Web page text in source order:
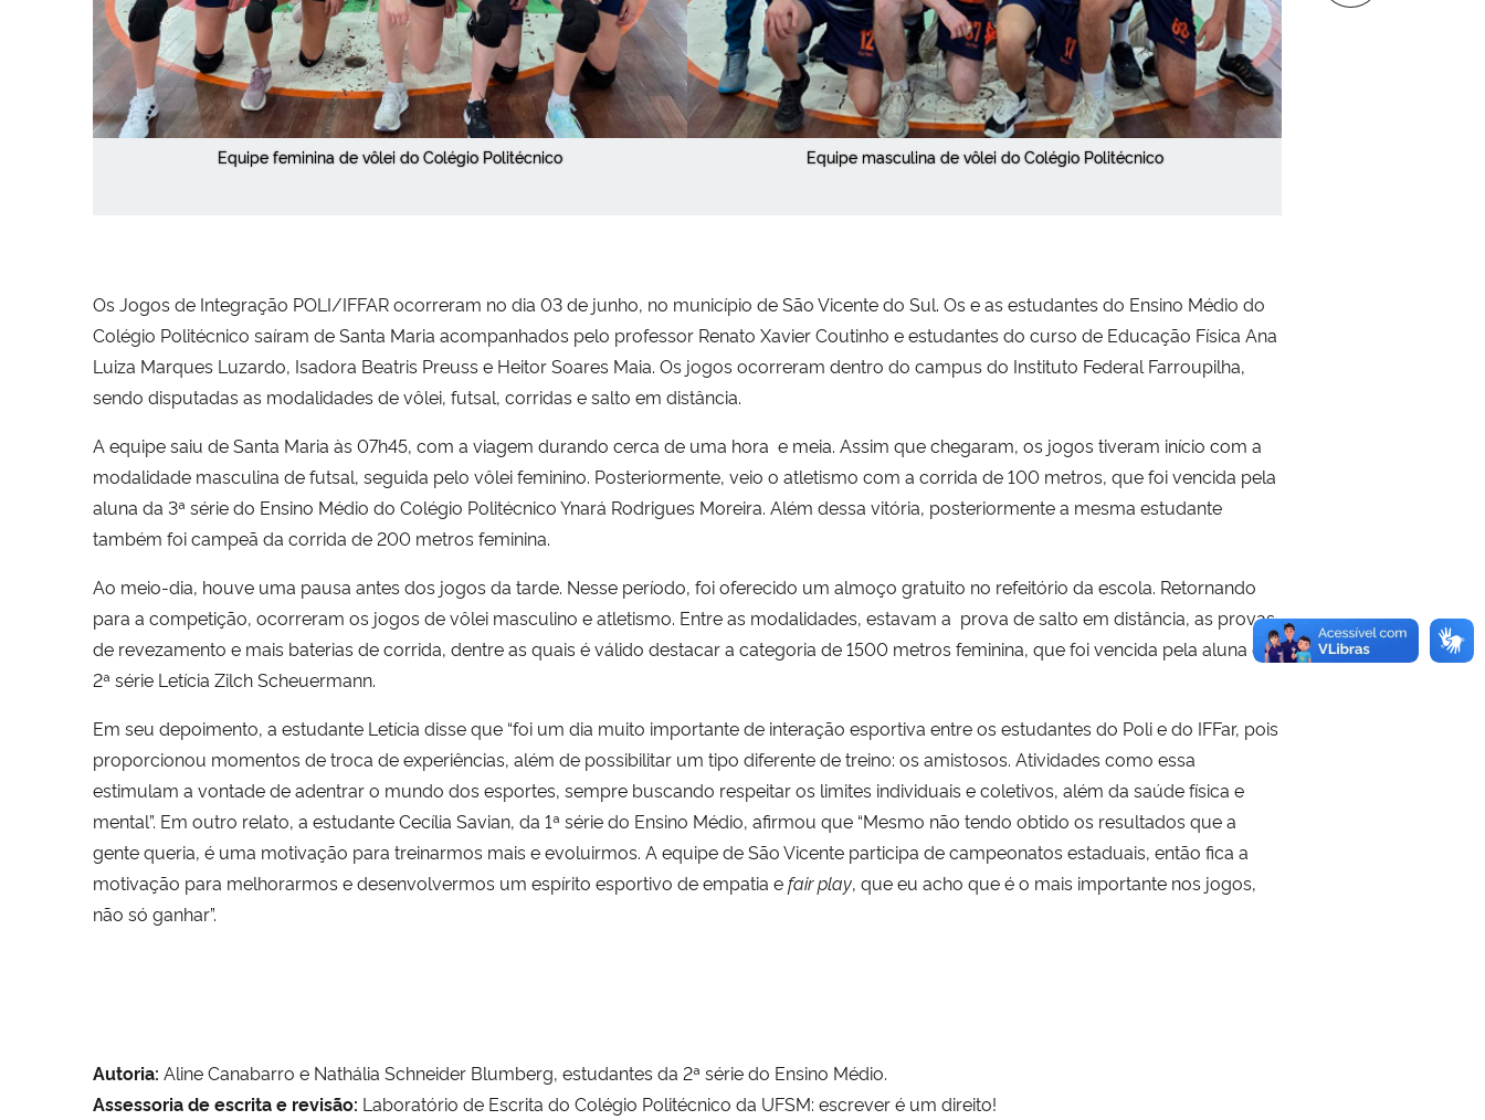
Equipe feminina de vôlei do Colégio Politécnico Equipe masculina de vôlei do Colégio Politécnico
Os Jogos de Integração POLI/IFFAR ocorreram no dia 03 de junho, no município de São Vicente do Sul. Os e as estudantes do Ensino Médio do
Colégio Politécnico saíram de Santa Maria acompanhados pelo professor Renato Xavier Coutinho e estudantes do curso de Educação Física Ana
Luiza Marques Luzardo, Isadora Beatris Preuss e Heitor Soares Maia. Os jogos ocorreram dentro do campus do Instituto Federal Farroupilha,
sendo disputadas as modalidades de vôlei, futsal, corridas e salto em distância.
A equipe saiu de Santa Maria às 07h45, com a viagem durando cerca de uma hora e meia. Assim que chegaram, os jogos tiveram início com a
modalidade masculina de futsal, seguida pelo vôlei feminino. Posteriormente, veio o atletismo com a corrida de 100 metros, que foi vencida pela
aluna da 3ª série do Ensino Médio do Colégio Politécnico Ynará Rodrigues Moreira. Além dessa vitória, posteriormente a mesma estudante
também foi campeã da corrida de 200 metros feminina.
Ao meio-dia, houve uma pausa antes dos jogos da tarde. Nesse período, foi oferecido um almoço gratuito no refeitório da escola. Retornando
para a competição, ocorreram os jogos de vôlei masculino e atletismo. Entre as modalidades, estavam a prova de salto em distância, as provas
de revezamento e mais baterias de corrida, dentre as quais é válido destacar a categoria de 1500 metros feminina, que foi vencida pela aluna da
2ª série Letícia Zilch Scheuermann.
Em seu depoimento, a estudante Letícia disse que “foi um dia muito importante de interação esportiva entre os estudantes do Poli e do IFFar, pois
proporcionou momentos de troca de experiências, além de possibilitar um tipo diferente de treino: os amistosos. Atividades como essa
estimulam a vontade de adentrar o mundo dos esportes, sempre buscando respeitar os limites individuais e coletivos, além da saúde física e
mental”. Em outro relato, a estudante Cecília Savian, da 1ª série do Ensino Médio, afirmou que “Mesmo não tendo obtido os resultados que a
gente queria, é uma motivação para treinarmos mais e evoluirmos. A equipe de São Vicente participa de campeonatos estaduais, então fica a
motivação para melhorarmos e desenvolvermos um espírito esportivo de empatia efair play, que eu acho que é o mais importante nos jogos,
não só ganhar”.
Autoria: Aline Canabarro e Nathália Schneider Blumberg, estudantes da 2ª série do Ensino Médio.
Assessoria de escrita e revisão: Laboratório de Escrita do Colégio Politécnico da UFSM: escrever é um direito!